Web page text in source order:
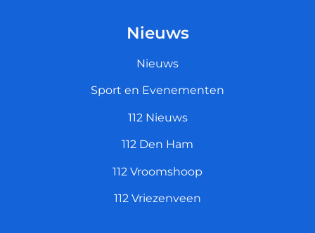
Nieuws
Nieuws
Sport en Evenementen
112 Nieuws
112 Den Ham
112 Vroomshoop
112 Vriezenveen